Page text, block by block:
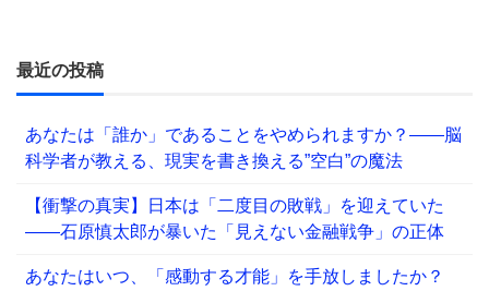
最近の投稿
あなたは「誰か」であることをやめられますか？——脳
科学者が教える、現実を書き換える”空白”の魔法
【衝撃の真実】日本は「二度目の敗戦」を迎えていた
――石原慎太郎が暴いた「見えない金融戦争」の正体
あなたはいつ、「感動する才能」を手放しましたか？